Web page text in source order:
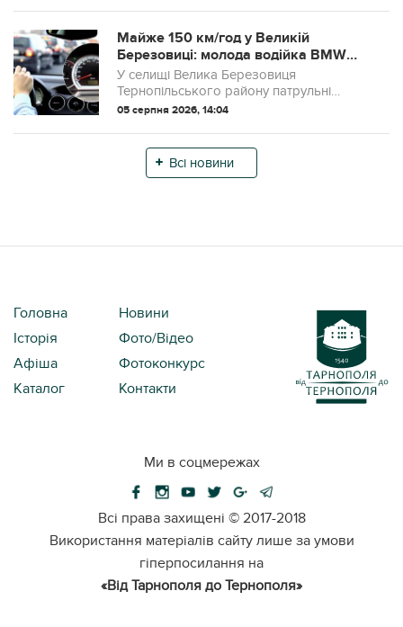
Бойка — мешканця села Слобідка, вихо...
Майже 150 км/год у Великій
Березовиці: молода водійка BMW
отримала штраф
У селищі Велика Березовиця
Тернопільського району патрульні
зафіксували суттєве перевищення
дорожнього руху за допомогою
приладу TruCAM інспектори зупинили
05 серпня 2026, 14:04
Всі новини
Головна
Новини
Історія
Фото/Відео
Афіша
Фотоконкурс
Каталог
Контакти
Ми в соцмережах
Всі права захищені © 2017-2018
Використання матеріалів сайту лише за умови
гіперпосилання на
«Від Тарнополя до Тернополя»